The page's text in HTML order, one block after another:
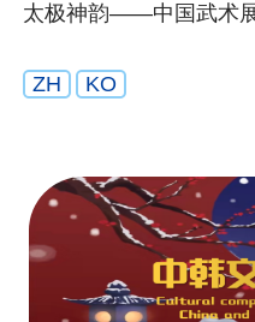
太极神韵——中国武术
ZH KO